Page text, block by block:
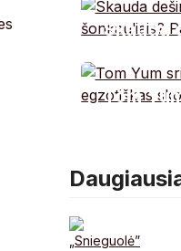
Skauda
Tom